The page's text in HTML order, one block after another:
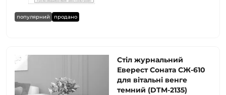
популярний продано
Стіл журнальний
Еверест Соната СЖ-610
для вітальні венге
темний (DTM-2135)